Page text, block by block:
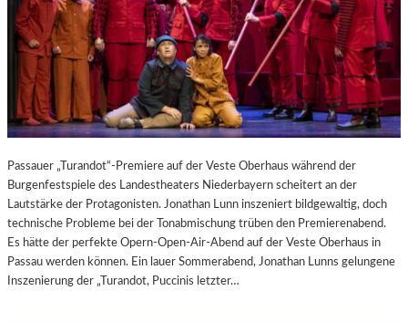
Passauer „Turandot“-Premiere auf der Veste Oberhaus während der
Burgenfestspiele des Landestheaters Niederbayern scheitert an der
Lautstärke der Protagonisten. Jonathan Lunn inszeniert bildgewaltig, doch
technische Probleme bei der Tonabmischung trüben den Premierenabend.
Es hätte der perfekte Opern-Open-Air-Abend auf der Veste Oberhaus in
Passau werden können. Ein lauer Sommerabend, Jonathan Lunns gelungene
Inszenierung der „Turandot, Puccinis letzter…